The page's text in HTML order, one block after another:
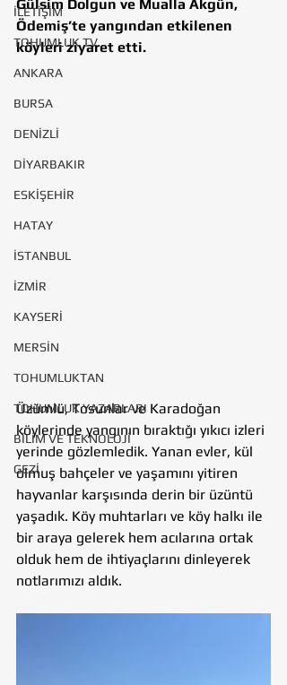
İLETİŞİM
TOHUMLUK TV
ANKARA
BURSA
DENİZLİ
DİYARBAKIR
ESKİŞEHİR
HATAY
İSTANBUL
İZMİR
KAYSERİ
MERSİN
TOHUMLUKTAN
TOHUMLUK YAZARLARI
BİLİM VE TEKNOLOJİ
GEZİ
Gülsim Dolgun ve Mualla Akgün,
Ödemiş’te yangından etkilenen
köyleri ziyaret etti.
Üzümlü, Tosunlar ve Karadoğan
köylerinde yangının bıraktığı yıkıcı izleri
yerinde gözlemledik. Yanan evler, kül
olmuş bahçeler ve yaşamını yitiren
hayvanlar karşısında derin bir üzüntü
yaşadık. Köy muhtarları ve köy halkı ile
bir araya gelerek hem acılarına ortak
olduk hem de ihtiyaçlarını dinleyerek
notlarımızı aldık.